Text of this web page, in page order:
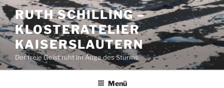
Zum
Inhalt
springen
RUTH SCHILLING –
KLOSTERATELIER
KAISERSLAUTERN
Der freie Geist ruht im Auge des Sturms
Menü